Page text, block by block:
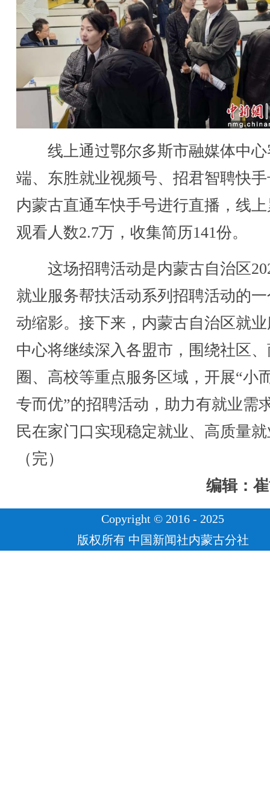
线上通过鄂尔多斯市融媒体中心
端、东胜就业视频号、招君智聘快
内蒙古直通车快手号进行直播，线
观看人数2.7万，收集简历141份。
这场招聘活动是内蒙古自治区
就业服务帮扶活动系列招聘活动的
动缩影。接下来，内蒙古自治区就
中心将继续深入各盟市，围绕社区
圈、高校等重点服务区域，开展“小
专而优”的招聘活动，助力有就业需
民在家门口实现稳定就业、高质量
（完）
编辑：
Copyright © 2016 - 2025
版权所有 中国新闻社内蒙古分社